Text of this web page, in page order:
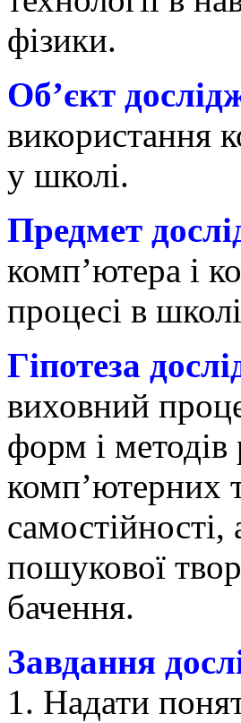
фізики.
Об’єкт
використання
у школі.
Предмет
комп’ютера і
процесі в
Гіпотеза
виховний
форм і
комп’ютерних
самостійності,
пошукової
бачення.
Завдання
1. Надати